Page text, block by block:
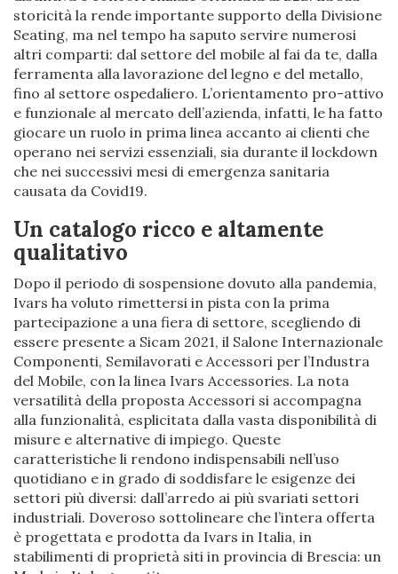
storicità la rende importante supporto della Divisione
Seating, ma nel tempo ha saputo servire numerosi
altri comparti: dal settore del mobile al fai da te, dalla
ferramenta alla lavorazione del legno e del metallo,
fino al settore ospedaliero. L’orientamento pro-attivo
e funzionale al mercato dell’azienda, infatti, le ha fatto
giocare un ruolo in prima linea accanto ai clienti che
operano nei servizi essenziali, sia durante il lockdown
che nei successivi mesi di emergenza sanitaria
causata da Covid19.
Un catalogo ricco e altamente
qualitativo
Dopo il periodo di sospensione dovuto alla pandemia,
Ivars ha voluto rimettersi in pista con la prima
partecipazione a una fiera di settore, scegliendo di
essere presente a Sicam 2021, il Salone Internazionale
Componenti, Semilavorati e Accessori per l’Industra
del Mobile, con la linea Ivars Accessories. La nota
versatilità della proposta Accessori si accompagna
alla funzionalità, esplicitata dalla vasta disponibilità di
misure e alternative di impiego. Queste
caratteristiche li rendono indispensabili nell’uso
quotidiano e in grado di soddisfare le esigenze dei
settori più diversi: dall’arredo ai più svariati settori
industriali. Doveroso sottolineare che l’intera offerta
è progettata e prodotta da Ivars in Italia, in
stabilimenti di proprietà siti in provincia di Brescia: un